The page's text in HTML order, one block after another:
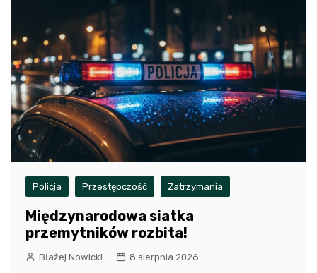
Policja Przestępczość Zatrzymania
Międzynarodowa siatka
przemytników rozbita!
Błażej Nowicki 8 sierpnia 2026